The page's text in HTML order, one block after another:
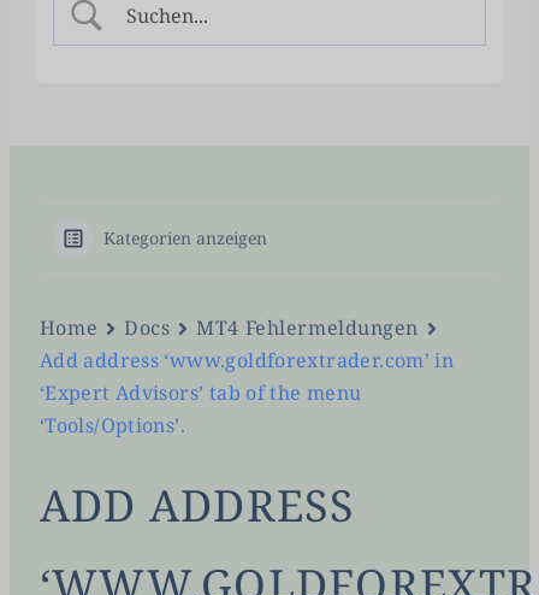
Kategorien anzeigen
Home Docs
MT4 Fehlermeldungen
Add address ‘www.goldforextrader.com’ in
‘Expert Advisors’ tab of the menu
‘Tools/Options’.
ADD ADDRESS